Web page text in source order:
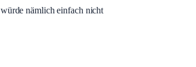
nämlich einfach nicht